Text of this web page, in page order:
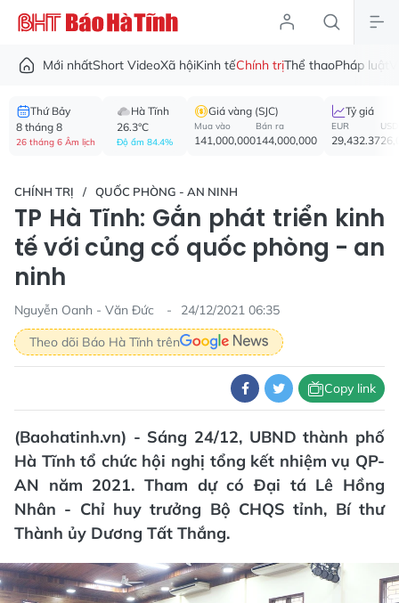
Mới nhấtShort VideoXã hộiKinh tếChính trịThể thaoPháp luật
Thứ Bảy
8 tháng 8
26 tháng 6 Âm lịch
Hà Tĩnh
26.3°C
Độ ẩm 84.4%
Giá vàng (SJC)
Mua vào
141,000,000
Bán ra
144,000,000
Tỷ giá
EUR
29,432.37
USD
CHÍNH TRỊ QUỐC PHÒNG - AN NINH
TP Hà Tĩnh: Gắn phát triển kinh
tế với củng cố quốc phòng - an
ninh
Nguyễn Oanh - Văn Đức
24/12/2021 06:35
Theo dõi Báo Hà Tĩnh trên
Copy link
(Baohatinh.vn) - Sáng 24/12, UBND thành phố
Hà Tĩnh tổ chức hội nghị tổng kết nhiệm vụ QP-
AN năm 2021. Tham dự có Đại tá Lê Hồng
Nhân - Chỉ huy trưởng Bộ CHQS tỉnh, Bí thư
Thành ủy Dương Tất Thắng.